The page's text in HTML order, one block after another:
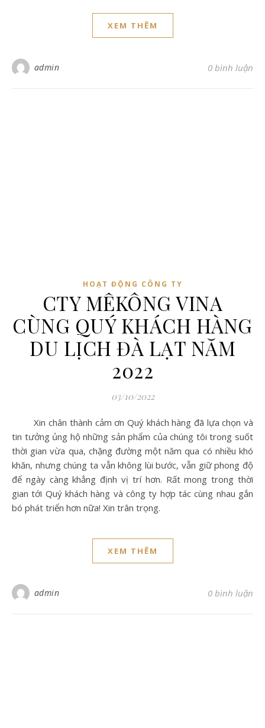
XEM THÊM
admin 0 bình luận
HOẠT ĐỘNG CÔNG TY
CTY MÊKÔNG VINA
CÙNG QUÝ KHÁCH HÀNG
DU LỊCH ĐÀ LẠT NĂM
2022
03/10/2022
Xin chân thành cảm ơn Quý khách hàng đã lựa chọn và
tin tưởng ủng hộ những sản phẩm của chúng tôi trong suốt
thời gian vừa qua, chặng đường một năm qua có nhiều khó
khăn, nhưng chúng ta vẫn không lùi bước, vẫn giữ phong độ
để ngày càng khẳng định vị trí hơn. Rất mong trong thời
gian tới Quý khách hàng và công ty hợp tác cùng nhau gắn
bó phát triển hơn nữa! Xin trân trọng.
XEM THÊM
admin 0 bình luận